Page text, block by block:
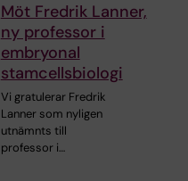
Möt Fredrik Lanner,
ny professor i
embryonal
stamcellsbiologi
Vi gratulerar Fredrik
Lanner som nyligen
utnämnts till
professor i…